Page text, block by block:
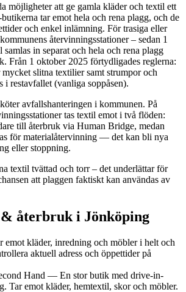
möjligheter att ge gamla kläder och textil ett
tar emot hela och rena plagg, och de
och enkel inlämning. För trasiga eller
återvinningsstationer – sedan 1
in separat och hela och rena plagg
Från 1 oktober 2025 förtydligades reglerna:
mycket slitna textilier samt strumpor och
i restavfallet (vanliga soppåsen).
avfallshanteringen i kommunen. På
tas textil emot i två flöden:
till återbruk via Human Bridge, medan
för materialåtervinning — det kan bli nya
eller stoppning.
textil tvättad och torr – det underlättar för
att plaggen faktiskt kan användas av
& återbruk i Jönköping
emot kläder, inredning och möbler i helt och
aktuell adress och öppettider på
Hand — En stor butik med drive-in-
Tar emot kläder, hemtextil, skor och möbler.